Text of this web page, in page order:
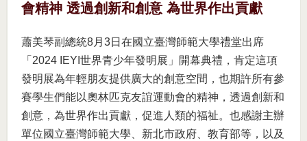
會精神 透過創新和創意 為世界作出貢獻
蕭美琴副總統8月3日在國立臺灣師範大學禮堂出席
「2024 IEYI世界青少年發明展」開幕典禮，肯定這項
發明展為年輕朋友提供廣大的創意空間，也期許所有參
賽學生們能以奧林匹克友誼運動會的精神，透過創新和
創意，為世界作出貢獻，促進人類的福祉。也感謝主辦
單位國立臺灣師範大學、新北市政府、教育部等，以及